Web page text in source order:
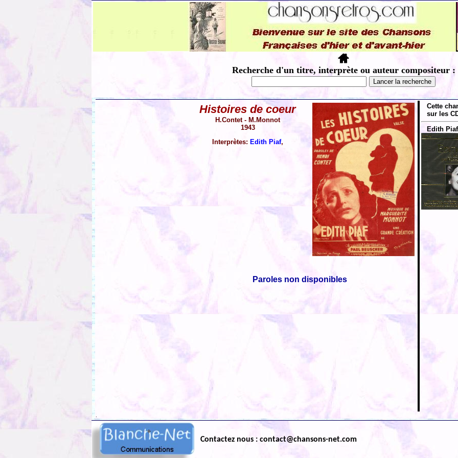
Recherche d'un titre, interprète ou auteur compositeur :
Histoires de coeur
H.Contet - M.Monnot
1943
Interprètes: Edith Piaf,
Paroles non disponibles
Cette
sur les
Edith
Contactez nous : contact@chansons-net.com